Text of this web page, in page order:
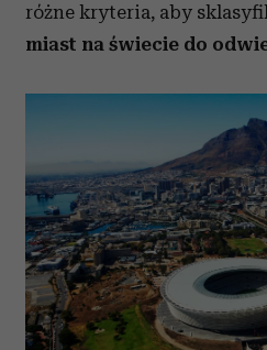
różne kryteria, aby
miast na świecie do